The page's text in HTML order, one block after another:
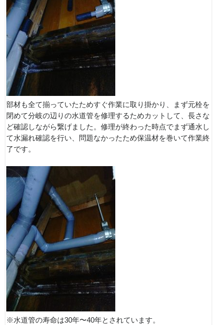
部材も全て揃っていたためすぐ作業に取り掛かり、まず元栓を
閉めて分岐の辺りの水道管を修理するためカットして、長さな
ど確認しながら繋げました。修理が終わった時点でまず通水し
て水漏れ確認を行い、問題なかったため保温材を巻いて作業終
了です。
※水道管の寿命は30年〜40年とされています。